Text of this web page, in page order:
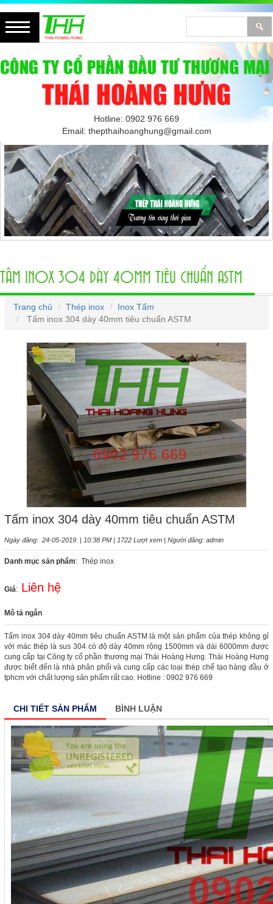
Hotline: 0902 976 669
Email: thepthaihoanghung@gmail.com
TẤM INOX 304 DÀY 40MM TIÊU CHUẨN ASTM
Trang chủ Thép inox
Inox Tấm
Tấm inox 304 dày 40mm tiêu chuẩn ASTM
Tấm inox 304 dày 40mm tiêu chuẩn ASTM
Ngày đăng: 24-05-2019 | 10:38 PM | 1722 Lượt xem | Người đăng: admin
Danh mục sản phẩm: Thép inox
Giá: Liên hệ
Mô tả ngắn
Tấm inox 304 dày 40mm tiêu chuẩn ASTM là một sản phẩm của thép không gỉ
với mác thép là sus 304 có độ dày 40mm rộng 1500mm và dài 6000mm được
cung cấp tại Công ty cổ phần thương mại Thái Hoàng Hưng. Thái Hoàng Hưng
được biết đến là nhà phân phối và cung cấp các loại thép chế tạo hàng đầu ở
tphcm với chất lượng sản phẩm rất cao. Hotline : 0902 976 669
CHI TIẾT SẢN PHẨM BÌNH LUẬN